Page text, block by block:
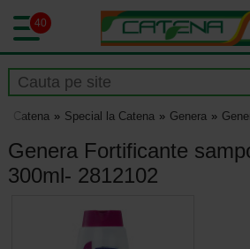
40
Catena Special la Catena Genera
Genera Fortificante
300ml- 2812102